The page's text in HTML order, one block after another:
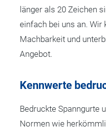
länger als 20 Zeichen
einfach bei uns an. Wir
Machbarkeit und
Angebot.
Kennwerte
Bedruckte Spanngurte
Normen wie